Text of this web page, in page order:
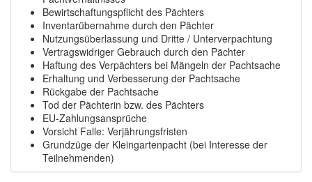
Bewirtschaftungspflicht des Pächters
Inventarübernahme durch den Pächter
Nutzungsüberlassung und Dritte / Unterverpachtung
Vertragswidriger Gebrauch durch den Pächter
Haftung des Verpächters bei Mängeln der Pachtsache
Erhaltung und Verbesserung der Pachtsache
Rückgabe der Pachtsache
Tod der Pächterin bzw. des Pächters
EU-Zahlungsansprüche
Vorsicht Falle: Verjährungsfristen
Grundzüge der Kleingartenpacht (bei Interesse der
Teilnehmenden)